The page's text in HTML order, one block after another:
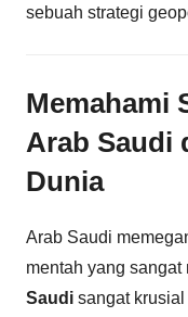
sebuah strategi
Memahami
Arab Saudi
Dunia
Arab Saudi
mentah yang sangat
Saudi sangat